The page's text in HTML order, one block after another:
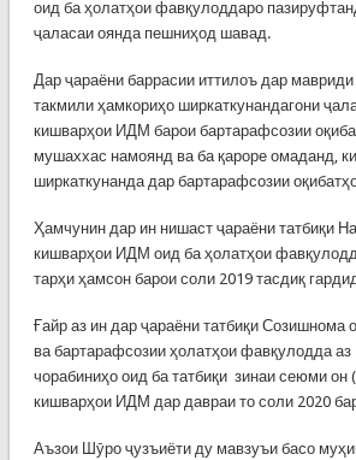
оид ба ҳолатҳои фавқулоддаро
ҷаласаи оянда пешниҳод шавад.
Дар ҷараёни баррасии иттилоъ дар
такмили ҳамкориҳо ширкаткунандагони
кишварҳои ИДМ барои бартарафсозии
мушаххас намоянд ва ба қароре омаданд,
ширкаткунанда дар бартарафсозии
Ҳамчунин дар ин нишаст ҷараёни татбиқи
кишварҳои ИДМ оид ба ҳолатҳои
тарҳи ҳамсон барои соли 2019 тасдиқ
Ғайр аз ин дар ҷараёни татбиқи
ва бартарафсозии ҳолатҳои фавқулодда
чорабиниҳо оид ба татбиқи зинаи сеюми
кишварҳои ИДМ дар давраи то соли 2020
Аъзои Шӯро ҷузъиёти ду мавзуъи басо